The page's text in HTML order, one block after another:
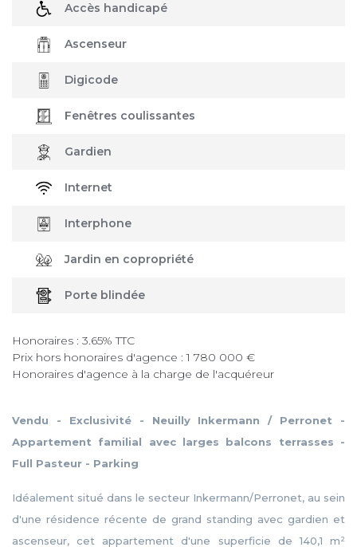
Accès handicapé
Ascenseur
Digicode
Fenêtres coulissantes
Gardien
Internet
Interphone
Jardin en copropriété
Porte blindée
Honoraires : 3.65% TTC
Prix hors honoraires d'agence : 1 780 000 €
Honoraires d'agence à la charge de l'acquéreur
Vendu - Exclusivité - Neuilly Inkermann / Perronet -
Appartement familial avec larges balcons terrasses -
Full Pasteur - Parking
Idéalement situé dans le secteur Inkermann/Perronet, au sein
d'une résidence récente de grand standing avec gardien et
ascenseur, cet appartement d'une superficie de 140,1 m²